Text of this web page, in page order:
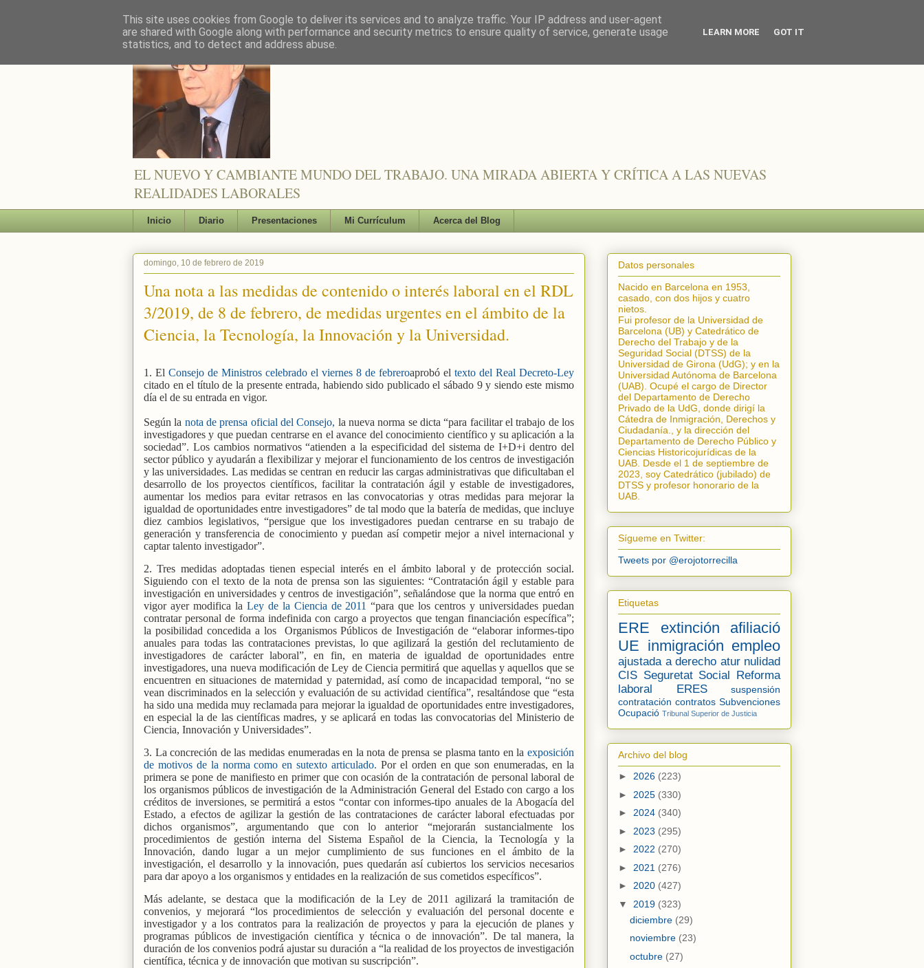
EL NUEVO Y CAMBIANTE MUNDO DEL TRABAJO. UNA MIRADA ABIERTA Y CRÍTICA A LAS NUEVAS
REALIDADES LABORALES
Inicio Diario Presentaciones Mi Currículum Acerca del Blog
domingo, 10 de febrero de 2019
Una nota a las medidas de contenido o interés laboral en el RDL
3/2019, de 8 de febrero, de medidas urgentes en el ámbito de la
Ciencia, la Tecnología, la Innovación y la Universidad.
1. El Consejo de Ministros celebrado el viernes 8 de febreroaprobó el texto del Real Decreto-Ley
citado en el título de la presente entrada, habiendo sido publicado el sábado 9 y siendo este mismo
día el de su entrada en vigor.
Según la nota de prensa oficial del Consejo, la nueva norma se dicta “para facilitar el trabajo de los
investigadores y que puedan centrarse en el avance del conocimiento científico y su aplicación a la
sociedad”. Los cambios normativos “atienden a la especificidad del sistema de I+D+i dentro del
sector público y ayudarán a flexibilizar y mejorar el funcionamiento de los centros de investigación
y las universidades. Las medidas se centran en reducir las cargas administrativas que dificultaban el
desarrollo de los proyectos científicos, facilitar la contratación ágil y estable de investigadores,
aumentar los medios para evitar retrasos en las convocatorias y otras medidas para mejorar la
igualdad de oportunidades entre investigadores” de tal modo que la batería de medidas, que incluye
diez cambios legislativos, “persigue que los investigadores puedan centrarse en su trabajo de
generación y transferencia de conocimiento y puedan así competir mejor a nivel internacional y
captar talento investigador”.
2. Tres medidas adoptadas tienen especial interés en el ámbito laboral y de protección social.
Siguiendo con el texto de la nota de prensa son las siguientes: “Contratación ágil y estable para
investigación en universidades y centros de investigación”, señalándose que la norma que entró en
vigor ayer modifica la Ley de la Ciencia de 2011 “para que los centros y universidades puedan
contratar personal de forma indefinida con cargo a proyectos que tengan financiación específica”;
la posibilidad concedida a los
Organismos Públicos de Investigación de “elaborar informes-tipo
anuales para todas las contrataciones previstas, lo que agilizará la gestión del reclutamiento de
investigadores de carácter laboral”, en fin, en materia de igualdad de oportunidades entre
investigadores, una nueva modificación de Ley de Ciencia permitirá que aquellas y aquellos que se
encuentren en situaciones de maternidad y paternidad, así como de incapacidad temporal, “no se
vean discriminados en la selección y evaluación de su actividad científica”, resaltándose que “esta
ha sido una medida muy reclamada para mejorar la igualdad de oportunidades entre investigadores,
en especial la de las científicas madres, y se aplicará en todas las convocatorias del Ministerio de
Ciencia, Innovación y Universidades”.
3. La concreción de las medidas enumeradas en la nota de prensa se plasma tanto en la exposición
de motivos de la norma como en sutexto articulado. Por el orden en que son enumeradas, en la
primera se pone de manifiesto en primer que con ocasión de la contratación de personal laboral de
los organismos públicos de investigación de la Administración General del Estado con cargo a los
créditos de inversiones, se permitirá a estos “contar con informes-tipo anuales de la Abogacía del
Estado, a efectos de agilizar la gestión de las contrataciones de carácter laboral efectuadas por
dichos organismos”, argumentando que con lo anterior “mejorarán sustancialmente los
procedimientos de gestión interna del Sistema Español de la Ciencia, la Tecnología y la
Innovación, dando lugar a un mejor cumplimiento de sus funciones en el ámbito de la
investigación, el desarrollo y la innovación, pues quedarán así cubiertos los servicios necesarios
para dar apoyo a los organismos y entidades en la realización de sus cometidos específicos”.
Más adelante, se destaca que la modificación de la Ley de 2011 agilizará la tramitación de
convenios, y mejorará “los procedimientos de selección y evaluación del personal docente e
investigador y a los contratos para la realización de proyectos y para la ejecución de planes y
programas públicos de investigación científica y técnica o de innovación”. De tal manera, la
duración de los convenios podrá ajustar su duración a “la realidad de los proyectos de investigación
científica, técnica y de innovación que motivan su suscripción”.
Datos personales
Nacido en Barcelona en 1953,
casado, con dos hijos y cuatro
nietos.
Fui profesor de la Universidad de
Barcelona (UB) y Catedrático de
Derecho del Trabajo y de la
Seguridad Social (DTSS) de la
Universidad de Girona (UdG); y en la
Universidad Autónoma de Barcelona
(UAB). Ocupé el cargo de Director
del Departamento de Derecho
Privado de la UdG, donde dirigí la
Cátedra de Inmigración, Derechos y
Ciudadanía.
, y la dirección del
Departamento de Derecho Público y
Ciencias Historicojurídicas de la
UAB. Desde el 1 de septiembre de
2023, soy Catedrático (jubilado) de
DTSS y profesor honorario de la
UAB.
Sígueme en Twitter:
Tweets por @erojotorrecilla
Etiquetas
ERE extinción
afiliació
UE inmigración empleo
ajustada a derecho atur nulidad
CIS Seguretat Social Reforma
laboral
ERES
suspensión
contratación contratos Subvenciones
Ocupació Tribunal Superior de Justicia
Archivo del blog
► 2026 (223)
► 2025 (330)
► 2024 (340)
► 2023 (295)
► 2022 (270)
► 2021 (276)
► 2020 (427)
▼ 2019 (323)
diciembre (29)
noviembre (23)
octubre (27)
This site uses cookies from Google to deliver its services and to analyze traffic. Your IP address and user-agent
are shared with Google along with performance and security metrics to ensure quality of service, generate usage
statistics, and to detect and address abuse.
LEARN MORE GOT IT